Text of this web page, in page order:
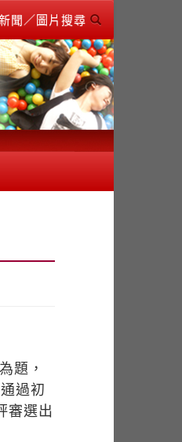
聞／圖片搜尋
題，
過初
審選出